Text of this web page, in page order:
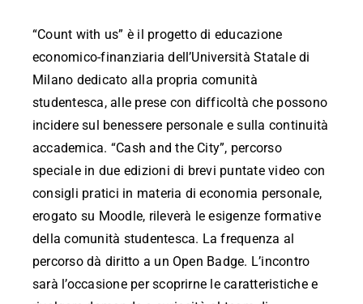
“Count with us” è il progetto di educazione
economico-finanziaria dell’Università Statale di
Milano dedicato alla propria comunità
studentesca, alle prese con difficoltà che possono
incidere sul benessere personale e sulla continuità
accademica. “Cash and the City”, percorso
speciale in due edizioni di brevi puntate video con
consigli pratici in materia di economia personale,
erogato su Moodle, rileverà le esigenze formative
della comunità studentesca. La frequenza al
percorso dà diritto a un Open Badge. L’incontro
sarà l’occasione per scoprirne le caratteristiche e